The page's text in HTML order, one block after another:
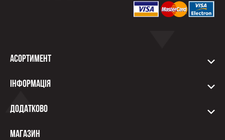
Асортимент
Інформація
Додатково
Магазин